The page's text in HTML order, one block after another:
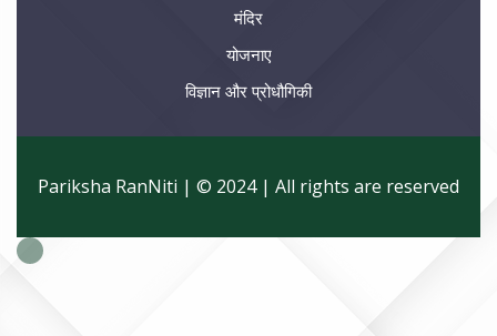
मंदिर
योजनाए
विज्ञान और प्रोधौगिकी
Pariksha RanNiti | © 2024 | All rights are reserved